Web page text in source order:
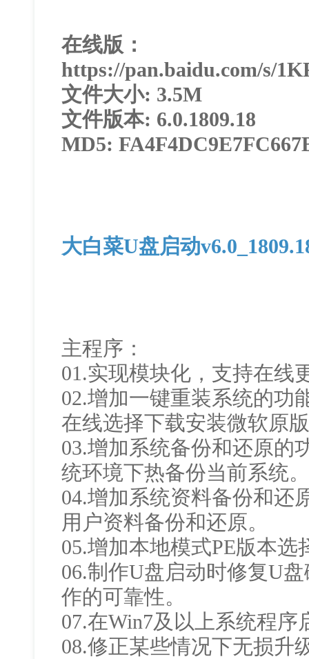
在线版：
https://pan.baidu.com/s/
文件大小: 3.5M
文件版本: 6.0.1809.18
MD5:
大白菜U盘启动
主程序：
01.实现模块化，支持在线
02.增加一键重装系统的功
在线选择下载安装微软原
03.增加系统备份和还原的
统环境下热备份当前系统。
04.增加系统资料备份和还
用户资料备份和还原。
05.增加本地模式PE版本选
06.制作U盘启动时修复U
作的可靠性。
07.在Win7及以上系统程序
08.修正某些情况下无损升